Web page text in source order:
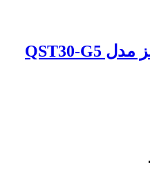
ژنراتور دیزلی کامینز مدل QST30-G5